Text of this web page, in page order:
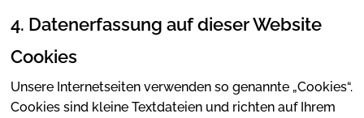
4. Datenerfassung auf dieser Website
Cookies
Unsere Internetseiten verwenden so genannte „Cookies“.
Cookies sind kleine Textdateien und richten auf Ihrem